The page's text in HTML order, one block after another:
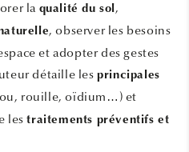
la qualité du sol,
, observer les besoins
et adopter des gestes
détaille lesprincipales
rouille, oïdium…) et
lestraitements préventifs et